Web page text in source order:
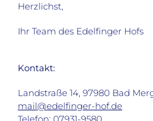
Herzlichst,
Ihr Team des Edelfinger Hofs
Kontakt:
Landstraße 14, 97980 Bad
mail@edelfinger-hof.de